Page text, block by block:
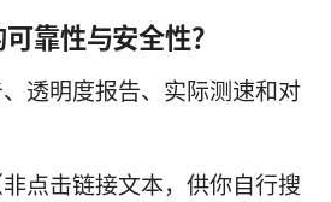
靠性与安全性？
透明度报告、实际测速和对
点击链接文本，供你自行搜